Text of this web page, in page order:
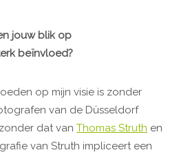
jouw blik op
beïnvloed?
op mijn visie is zonder
van de Düsseldorf
dat van Thomas Struth en
van Struth impliceert een